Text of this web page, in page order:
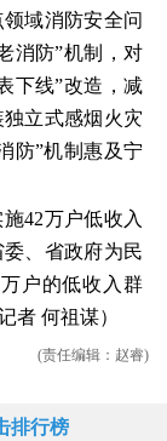
域消防安全问
消防”机制，对
下线”改造，减
立式感烟火灾
防”机制惠及宁
42万户低收入
、省政府为民
户的低收入群
者 何祖谋）
(责任编辑：赵睿)
排行榜